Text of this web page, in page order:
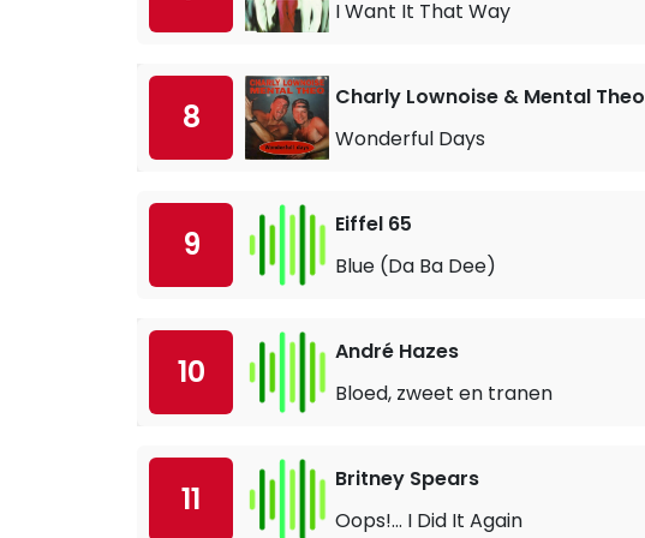
I Want It That Way
8
Charly Lownoise & Mental Theo
Wonderful Days
9
Eiffel 65
Blue (Da Ba Dee)
10
André Hazes
Bloed, zweet en tranen
11
Britney Spears
Oops!... I Did It Again